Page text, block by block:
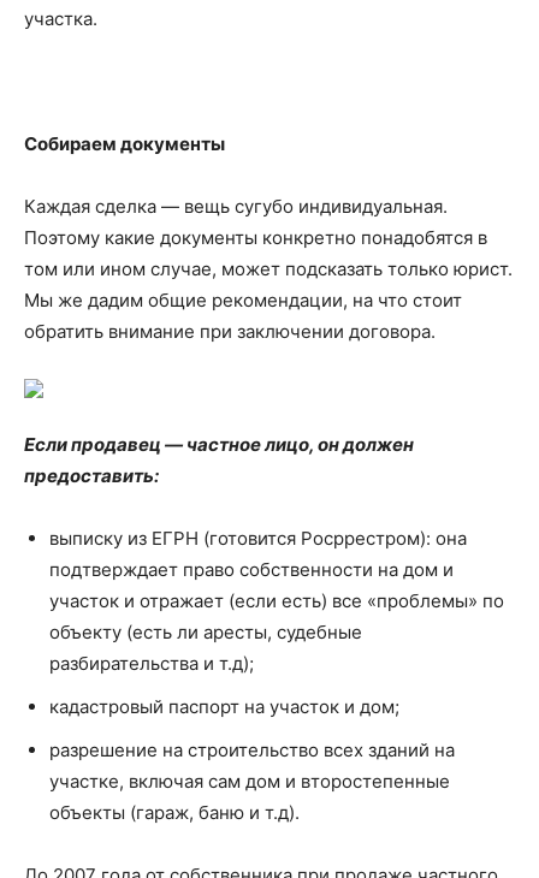
участка.
Собираем документы
Каждая сделка — вещь сугубо индивидуальная.
Поэтому какие документы конкретно понадобятся в
том или ином случае, может подсказать только юрист.
Мы же дадим общие рекомендации, на что стоит
обратить внимание при заключении договора.
Если продавец — частное лицо, он должен
предоставить:
выписку из EГPН (готовится Росррестром): она
подтверждает право собственности на дом и
участок и отражает (если есть) все «проблемы» по
объекту (есть ли аресты, судебные
разбирательства и т.д);
кадастровый паспорт на участок и дом;
разрешение на строительство всех зданий на
участке, включая сам дом и второстепенные
объекты (гараж, баню и т.д).